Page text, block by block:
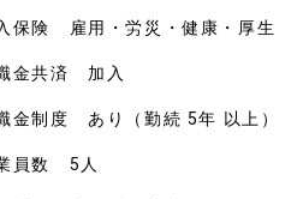
労災・健康・厚生
加入
（勤続 5年 以上）
5人